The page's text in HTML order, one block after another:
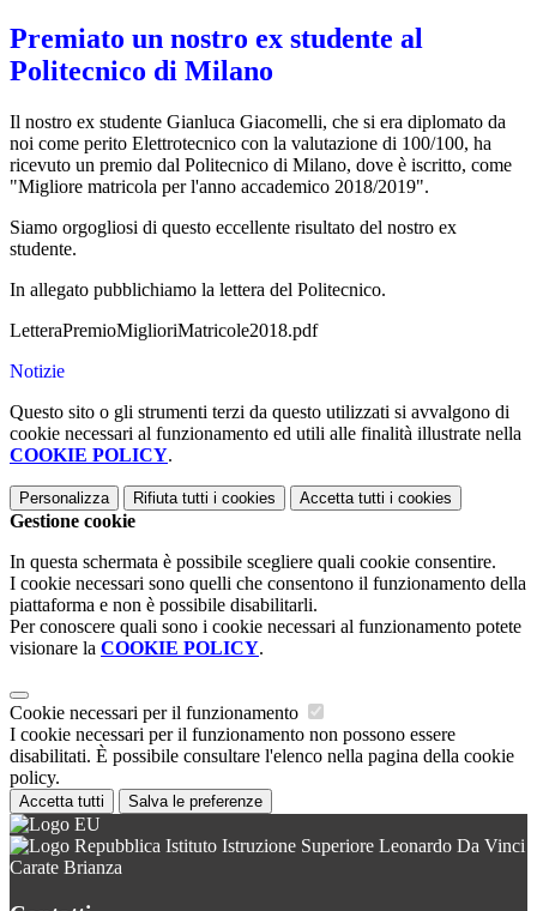
Premiato un nostro ex studente al
Politecnico di Milano
Il nostro ex studente Gianluca Giacomelli, che si era diplomato da
noi come perito Elettrotecnico con la valutazione di 100/100, ha
ricevuto un premio dal Politecnico di Milano, dove è iscritto, come
"Migliore matricola per l'anno accademico 2018/2019".
Siamo orgogliosi di questo eccellente risultato del nostro ex
studente.
In allegato pubblichiamo la lettera del Politecnico.
LetteraPremioMiglioriMatricole2018.pdf
Notizie
Questo sito o gli strumenti terzi da questo utilizzati si avvalgono di
cookie necessari al funzionamento ed utili alle finalità illustrate nella
COOKIE POLICY.
Personalizza Rifiuta tutti i cookies Accetta tutti i cookies
Gestione cookie
In questa schermata è possibile scegliere quali cookie consentire.
I cookie necessari sono quelli che consentono il funzionamento della
piattaforma e non è possibile disabilitarli.
Per conoscere quali sono i cookie necessari al funzionamento potete
visionare la COOKIE POLICY.
Cookie necessari per il funzionamento
I cookie necessari per il funzionamento non possono essere
disabilitati. È possibile consultare l'elenco nella pagina della cookie
policy.
Accetta tutti Salva le preferenze
Istituto Istruzione Superiore Leonardo Da Vinci
Carate Brianza